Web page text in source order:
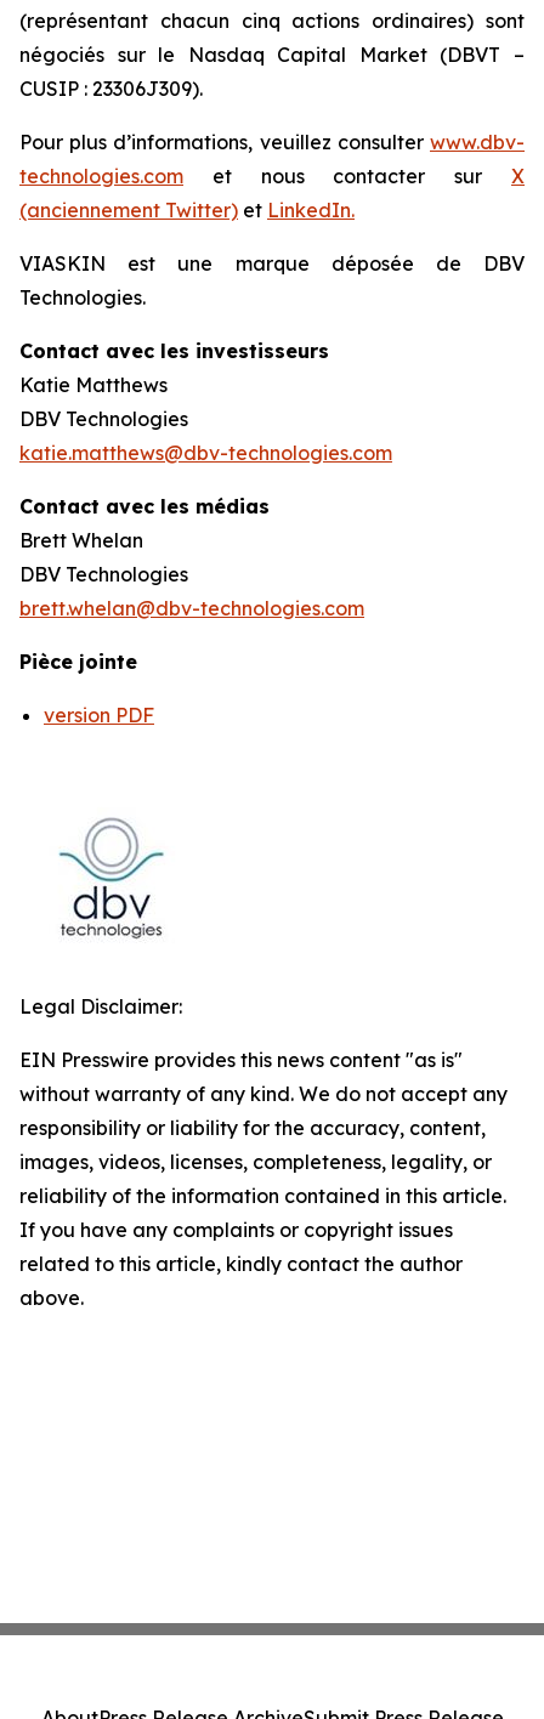
(représentant chacun cinq actions ordinaires) sont
négociés sur le Nasdaq Capital Market (DBVT –
CUSIP : 23306J309).
Pour plus d’informations, veuillez consulter www.dbv-
technologies.com et nous contacter sur X
(anciennement Twitter) et LinkedIn.
VIASKIN est une marque déposée de DBV
Technologies.
Contact avec les investisseurs
Katie Matthews
DBV Technologies
katie.matthews@dbv-technologies.com
Contact avec les médias
Brett Whelan
DBV Technologies
brett.whelan@dbv-technologies.com
Pièce jointe
version PDF
Legal Disclaimer:
EIN Presswire provides this news content "as is"
without warranty of any kind. We do not accept any
responsibility or liability for the accuracy, content,
images, videos, licenses, completeness, legality, or
reliability of the information contained in this article.
If you have any complaints or copyright issues
related to this article, kindly contact the author
above.